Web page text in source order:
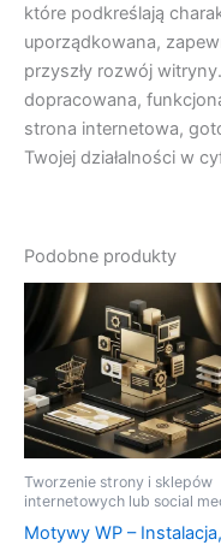
które podkreślają
uporządkowana,
przyszły rozwój
dopracowana,
strona internetowa,
Twojej działalności w
Podobne produkty
Tworzenie strony i sklepów
internetowych lub social
Motywy WP – Instalacja,